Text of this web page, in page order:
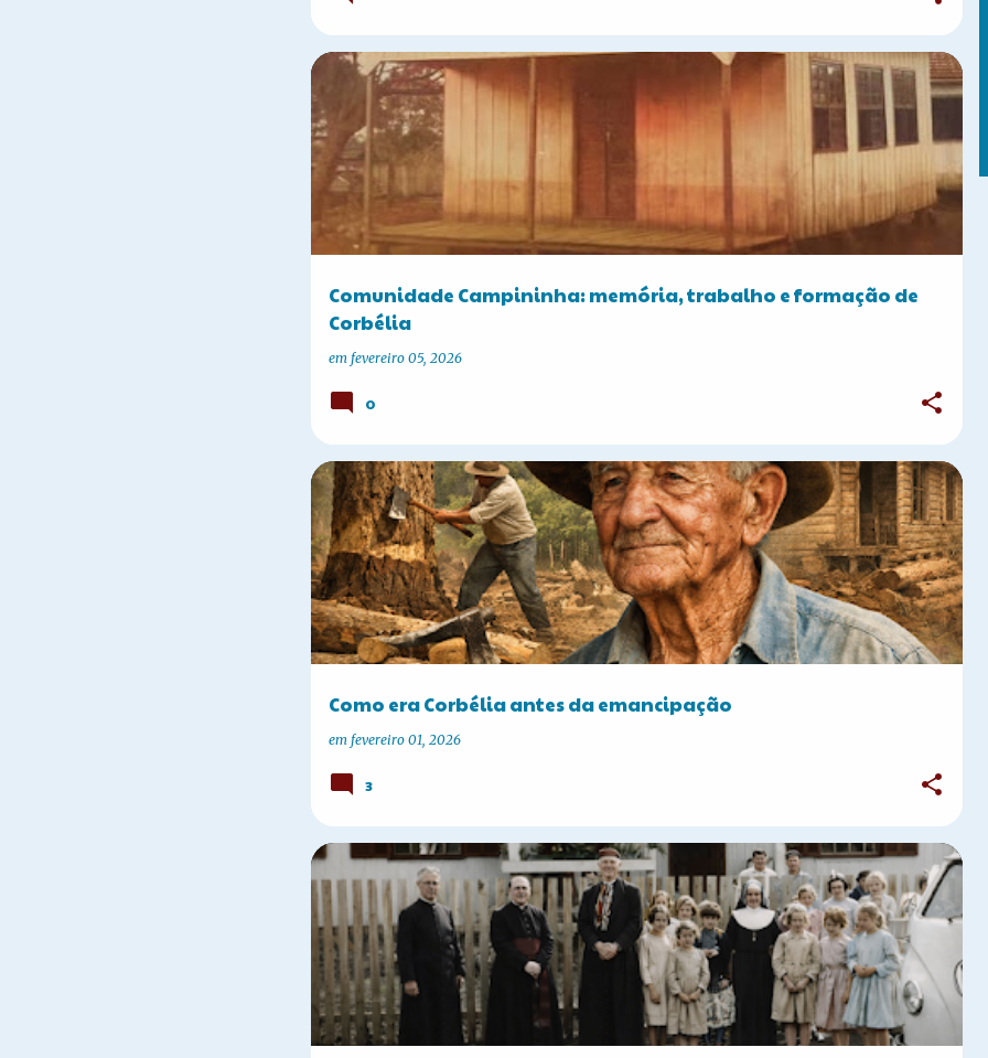
Comunidade Campininha: memória, trabalho e formação de
Corbélia
em fevereiro 05, 2026
A HISTÓRIA DE CORBÉLIA CORBÉLIA E SUAS RAÍZES
0
Como era Corbélia antes da emancipação
em fevereiro 01, 2026
A HISTÓRIA DE CORBÉLIA
3
A HISTÓRIA DE CORBÉLIA FOTOS ANTIGAS